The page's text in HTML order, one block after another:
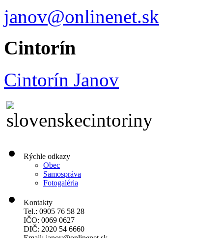
janov@onlinenet.sk
Cintorín
Cintorín Janov
Rýchle odkazy
Obec
Samospráva
Fotogaléria
Kontakty
Tel.: 0905 76 58 28
IČO: 0069 0627
DIČ: 2020 54 6660